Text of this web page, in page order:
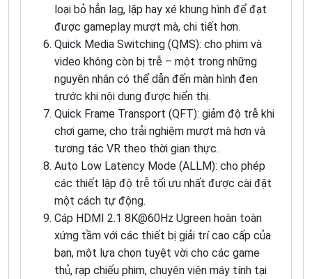
loại bỏ hẳn lag, lặp hay xé khung hình để đạt
được gameplay mượt mà, chi tiết hơn.
Quick Media Switching (QMS): cho phim và
video không còn bị trễ – một trong những
nguyên nhân có thể dẫn đến màn hình đen
trước khi nội dung được hiển thị.
Quick Frame Transport (QFT): giảm độ trễ khi
chơi game, cho trải nghiệm mượt mà hơn và
tương tác VR theo thời gian thực.
Auto Low Latency Mode (ALLM): cho phép
các thiết lập độ trễ tối ưu nhất được cài đặt
một cách tự động.
Cáp HDMI 2.1 8K@60Hz Ugreen hoàn toàn
xứng tầm với các thiết bị giải trí cao cấp của
bạn, một lựa chọn tuyệt vời cho các game
thủ, rạp chiếu phim, chuyên viên máy tính tại